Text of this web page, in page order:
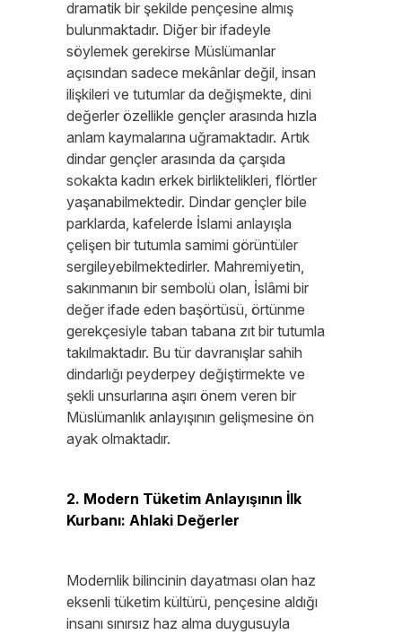
dramatik bir şekilde pençesine almış
bulunmaktadır. Diğer bir ifadeyle
söylemek gerekirse Müslümanlar
açısından sadece mekânlar değil, insan
ilişkileri ve tutumlar da değişmekte, dini
değerler özellikle gençler arasında hızla
anlam kaymalarına uğramaktadır. Artık
dindar gençler arasında da çarşıda
sokakta kadın erkek birliktelikleri, flörtler
yaşanabilmektedir. Dindar gençler bile
parklarda, kafelerde İslami anlayışla
çelişen bir tutumla samimi görüntüler
sergileyebilmektedirler. Mahremiyetin,
sakınmanın bir sembolü olan, İslâmi bir
değer ifade eden başörtüsü, örtünme
gerekçesiyle taban tabana zıt bir tutumla
takılmaktadır. Bu tür davranışlar sahih
dindarlığı peyderpey değiştirmekte ve
şekli unsurlarına aşırı önem veren bir
Müslümanlık anlayışının gelişmesine ön
ayak olmaktadır.
2. Modern Tüketim Anlayışının İlk
Kurbanı: Ahlaki Değerler
Modernlik bilincinin dayatması olan haz
eksenli tüketim kültürü, pençesine aldığı
insanı sınırsız haz alma duygusuyla